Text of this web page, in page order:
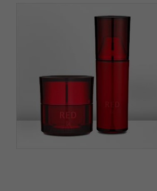
すべての2件のク
このコスメのレビ
クチコ
マイ